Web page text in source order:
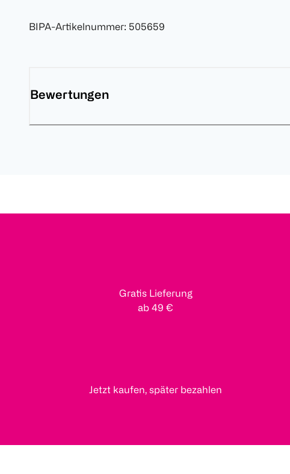
BIPA-Artikelnummer: 505659
Bewertungen
Gratis Lieferung
ab 49 €
Jetzt kaufen, später bezahlen